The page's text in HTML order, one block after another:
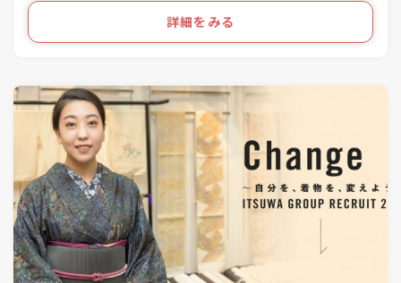
「成人式サロンKiRARA（振袖専門）」 4店舗
「きものの相談窓口MATSUYA」1店舗
●・○・●・○・●・○・●・〇
ライフスタイルの多様化を実現するのが私たちの
詳細をみる